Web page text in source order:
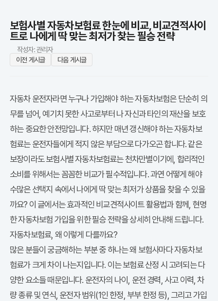
보험사별 자동차보험료 한눈에 비교, 비교견적사이
트로 나에게 딱 맞는 최저가 찾는 필승 전략
작성자: 관리자
이전 게시글
다음 게시글
자동차 운전자라면 누구나 가입해야 하는 자동차보험은 단순히 의
무를 넘어, 예기치 못한 사고로부터 나 자신과 타인의 재산을 보호
하는 중요한 안전망입니다. 하지만 매년 갱신해야 하는 자동차보
험료는 운전자들에게 적지 않은 부담으로 다가오곤 합니다. 같은
보장이라도보험사별 자동차보험료는 천차만별이기에, 합리적인
소비를 위해서는 꼼꼼한 비교가 필수적입니다. 과연 어떻게 해야
수많은 선택지 속에서 나에게 딱 맞는 최저가상품을 찾을 수 있을
까요? 이 글에서는 효과적인비교견적사이트활용법과 함께, 현명
한 자동차보험 가입을 위한필승 전략을 상세히 안내해 드립니다.
자동차보험료, 왜 이렇게 다를까요?
많은 분들이 궁금해하는 부분 중 하나는 왜 보험사마다 자동차보
험료가 크게 차이 나는지입니다. 이는 보험료 산정 시 고려되는 다
양한 요소들 때문입니다. 운전자의 나이, 운전 경력, 사고 이력, 차
량 종류 및 연식, 운전자 범위(1인 한정, 부부 한정 등), 그리고 가입